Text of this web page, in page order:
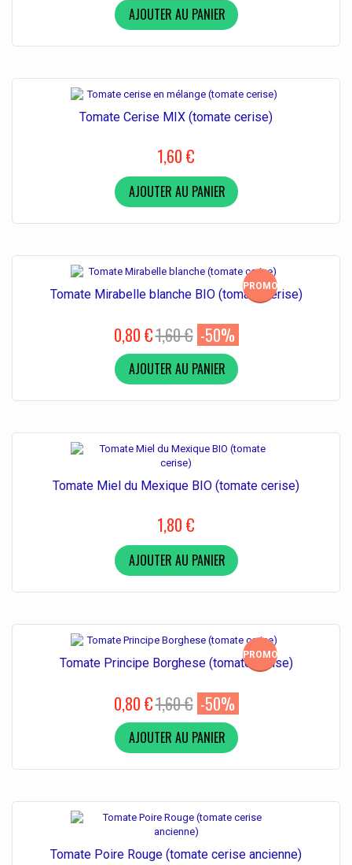
AJOUTER AU PANIER
Tomate Cerise MIX (tomate cerise)
1,60 €
AJOUTER AU PANIER
PROMO!
Tomate Mirabelle blanche BIO (tomate cerise)
0,80 €1,60 € -50%
AJOUTER AU PANIER
Tomate Miel du Mexique BIO (tomate cerise)
1,80 €
AJOUTER AU PANIER
PROMO!
Tomate Principe Borghese (tomate cerise)
0,80 €1,60 € -50%
AJOUTER AU PANIER
Tomate Poire Rouge (tomate cerise ancienne)